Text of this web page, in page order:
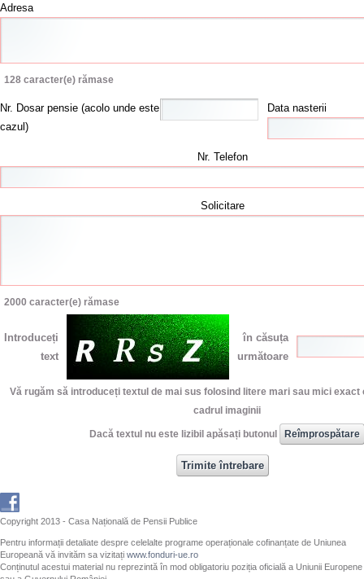
Adresa
128 caracter(e) rămase
Nr. Dosar pensie (acolo unde este
cazul)
Data nasterii
Nr. Telefon
Solicitare
2000 caracter(e) rămase
Introduceți
text
în căsuța
următoare
Vă rugăm să introduceți textul de mai sus folosind litere mari sau mici exact
cadrul imaginii
Dacă textul nu este lizibil apăsați butonul
Copyright 2013 - Casa Națională de Pensii Publice
Pentru informații detaliate despre celelalte programe operaționale cofinanțate de Uniunea
Europeană vă invităm sa vizitați www.fonduri-ue.ro
Conținutul acestui material nu reprezintă în mod obligatoriu poziția oficială a Uniunii Europene